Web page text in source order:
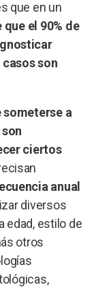
que en un
que el 90% de
son
someterse a
ciertos
anual
diversos
edad, estilo de
otros